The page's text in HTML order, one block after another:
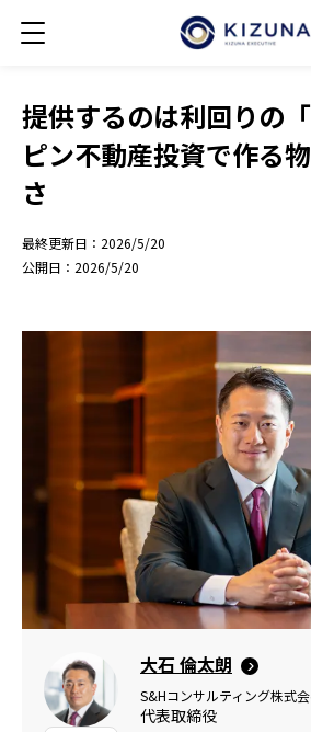
提供するのは利回りの
ピン不動産投資で作る
さ
最終更新日： 2026/5/20
公開日： 2026/5/20
大石 倫太朗
S&Hコンサルティング株式
代表取締役